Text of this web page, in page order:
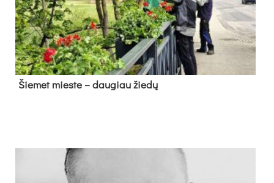
Šie­met mies­te – dau­giau žie­dų